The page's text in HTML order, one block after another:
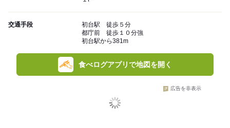
交通手段
初台駅 徒歩５分
都庁前 徒歩１０分強
初台駅から381m
食べログアプリで地図を開く
広告を非表示